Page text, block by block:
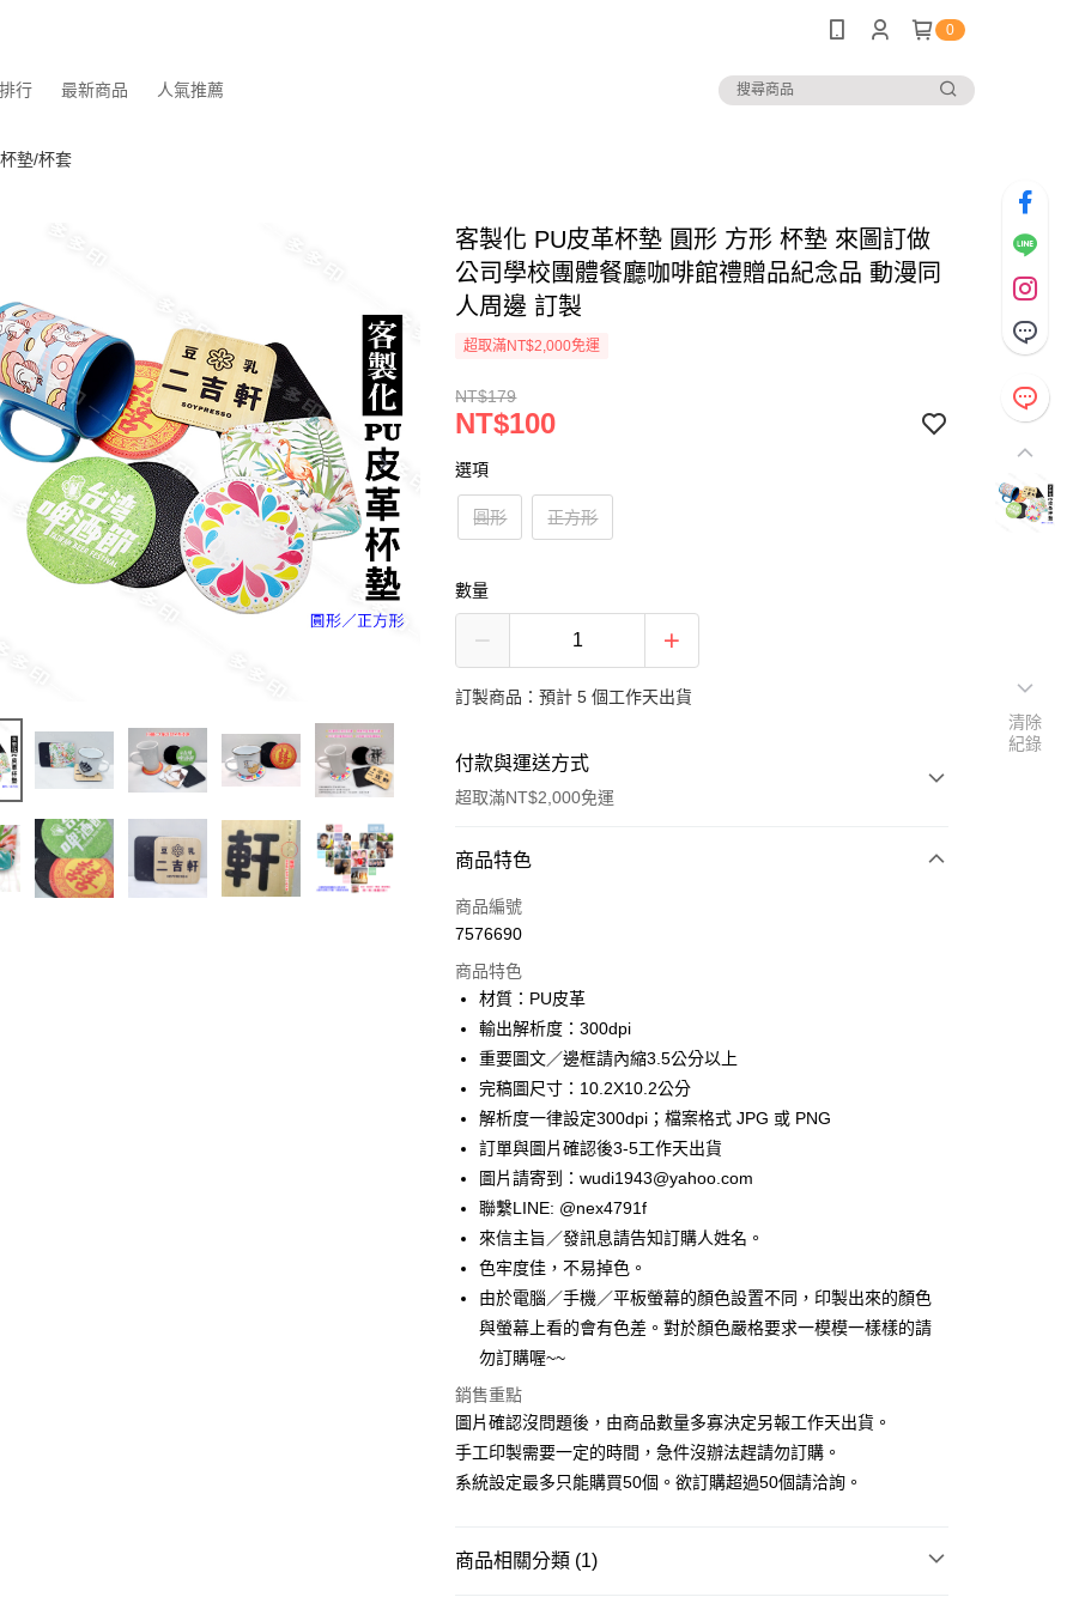
0
行 最新商品 人氣推薦
墊/杯套
客製化 PU皮革杯墊 圓形 方形 杯墊 來圖訂做
公司學校團體餐廳咖啡館禮贈品紀念品 動漫同
人周邊 訂製
超取滿NT$2,000免運
NT$179
NT$100
選項
圓形 正方形
數量
訂製商品：預計 5 個工作天出貨
付款與運送方式
超取滿NT$2,000免運
付款方式
信用卡一次付款
LINE Pay
Apple Pay
街口支付
悠遊付
全盈+PAY
AFTEE先享後付
相關說明
【關於「AFTEE先享後付」】
AFTEE先享後付是「在收到商品之後才付款」的支付方式。 讓您購物簡單
便利好安心！
１．簡單：不需註冊會員、不需綁卡、不需儲值。
２．便利：只要手機號碼，簡訊認證，即可結帳。
【「AFTEE先享後付」結帳流程】
付」結帳頁面，進行簡訊認證並確認金額後，即可完成結帳。
２．訂單成立數日內，您將收到繳費通知簡訊。
絡購買商品的店家。未經商家同意取消之訂單仍視為有效，需透過AFTEE
運送方式
全家付款取貨
每筆NT$65，滿NT$2,000(含以上)免運費
付款後全家取貨
商品特色
商品編號
7576690
商品特色
材質：PU皮革
輸出解析度：300dpi
重要圖文／邊框請內縮3.5公分以上
完稿圖尺寸：10.2X10.2公分
解析度一律設定300dpi；檔案格式 JPG 或 PNG
訂單與圖片確認後3-5工作天出貨
圖片請寄到：wudi1943@yahoo.com
聯繫LINE: @nex4791f
來信主旨／發訊息請告知訂購人姓名。
色牢度佳，不易掉色。
由於電腦／手機／平板螢幕的顏色設置不同，印製出來的顏色
與螢幕上看的會有色差。對於顏色嚴格要求一模模一樣樣的請
勿訂購喔~~
銷售重點
圖片確認沒問題後，由商品數量多寡決定另報工作天出貨。
手工印製需要一定的時間，急件沒辦法趕請勿訂購。
系統設定最多只能購買50個。欲訂購超過50個請洽詢。
商品相關分類 (1)
清除
紀錄